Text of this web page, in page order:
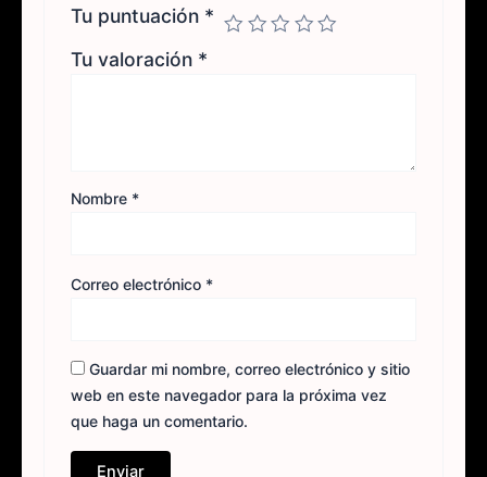
Tu puntuación *
Tu valoración *
Nombre *
Correo electrónico *
Guardar mi nombre, correo electrónico y sitio
web en este navegador para la próxima vez
que haga un comentario.